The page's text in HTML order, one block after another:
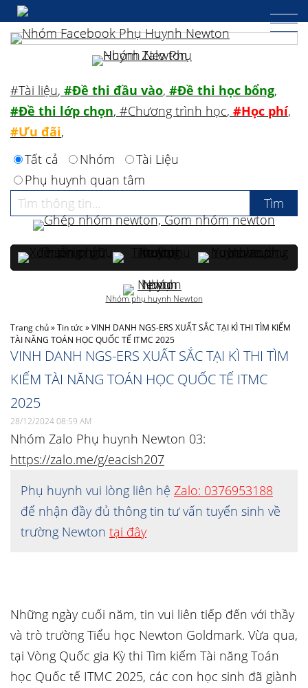
Trang chủ»Tin tức»VINH DANH NGS-ERS XUẤT SẮC TẠI KÌ THI TÌM KIẾM
TÀI NĂNG TOÁN HỌC QUỐC TẾ ITMC 2025
VINH DANH NGS-ERS XUẤT SẮC TẠI KÌ THI TÌM
KIẾM TÀI NĂNG TOÁN HỌC QUỐC TẾ ITMC
2025
28/12/2024 08:59 AM
Nhóm Zalo Phụ huynh Newton 03:
https://zalo.me/g/eacish207
Phụ huynh vui lòng liên hệ Zalo: 0376953188
để nhận đầy đủ thông tin tư vấn tuyển sinh về
trường Newton tại đây
Những ngày cuối năm, tin vui liên tiếp đến với thầy
và trò trường Tiểu học Newton Goldmark. Vừa qua,
tại Vòng Quốc gia Kỳ thi Tìm kiếm Tài năng Toán
học Quốc tế ITMC 2025, các con học sinh đã giành
#Tài liệu, #Đề thi đầu vào, #Đề thi học bổng,
#Đề thi lớp chọn, #Chương trình học, #Học phí,
#Ưu đãi,
Tất cả
Nhóm
Tài Liệu
Phụ huynh quan tâm
Nhóm phụ huynh Newton